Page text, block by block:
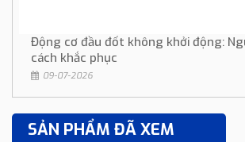
Động cơ đầu đốt không khởi động:
cách khắc phục
09-07-2026
SẢN PHẨM ĐÃ XEM